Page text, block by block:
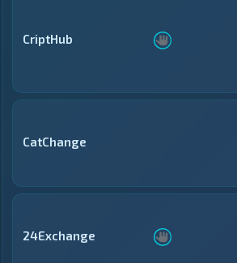
CriptHub
CatChange
24Exchange